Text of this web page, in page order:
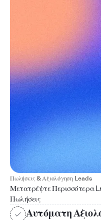
Πωλήσεις & Αξιολόγηση Leads
Μετατρέψτε Περισσότερα
Πωλήσεις
Αυτόματη